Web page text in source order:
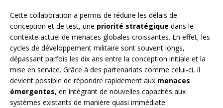
Cette collaboration a permis de réduire les délais de
conception et de test, une priorité stratégique dans le
contexte actuel de menaces globales croissantes. En effet, les
cycles de développement militaire sont souvent longs,
dépassant parfois les dix ans entre la conception initiale et la
mise en service. Grâce à des partenariats comme celui-ci, il
devient possible de répondre rapidement aux menaces
émergentes, en intégrant de nouvelles capacités aux
systèmes existants de manière quasi immédiate.